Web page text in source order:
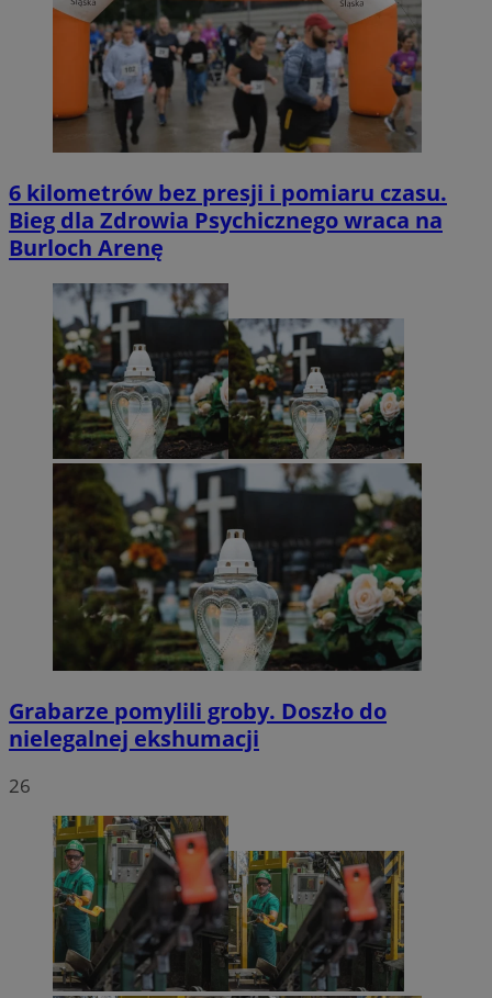
6 kilometrów bez presji i pomiaru czasu.
Bieg dla Zdrowia Psychicznego wraca na
Burloch Arenę
Grabarze pomylili groby. Doszło do
nielegalnej ekshumacji
26